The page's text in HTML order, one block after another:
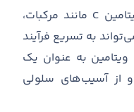
مانند مرکبات،
تواند به تسریع فرآیند
ویتامین به عنوان یک
از آسیبهای سلولی